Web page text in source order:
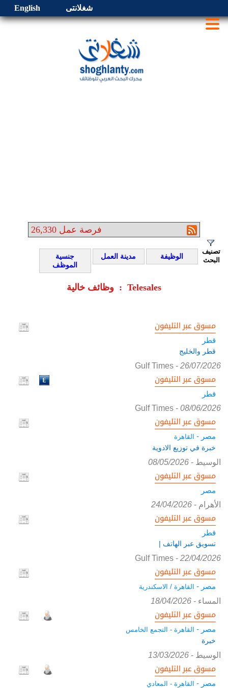
شغلانتى English
26,330 فرصة عمل
تصنيف
البحث
الوظيفة مدينة العمل
جنسية
الموظف
وظائف خالية : Telesales
مسوق عبر التليفون
قطر
قطر والخليج
Gulf Times- 26/07/2026
مسوق عبر التليفون
قطر
Gulf Times- 08/06/2026
مسوق عبر التليفون
مصر - القاهرة
خبرة في توزيع الادوية
الوسيط -
08/05/2026
مسوق عبر التليفون
مصر
الأهرام -
24/04/2026
مسوق عبر التليفون
قطر
تسويق عبر الهاتف |
Gulf Times- 22/04/2026
مسوق عبر التليفون
مصر - القاهرة / الاسكندرية
المساء -
18/04/2026
مسوق عبر التليفون
مصر - القاهرة - التجمع الخامس
خبرة
الوسيط -
13/03/2026
مسوق عبر التليفون
مصر - القاهرة - المعادي